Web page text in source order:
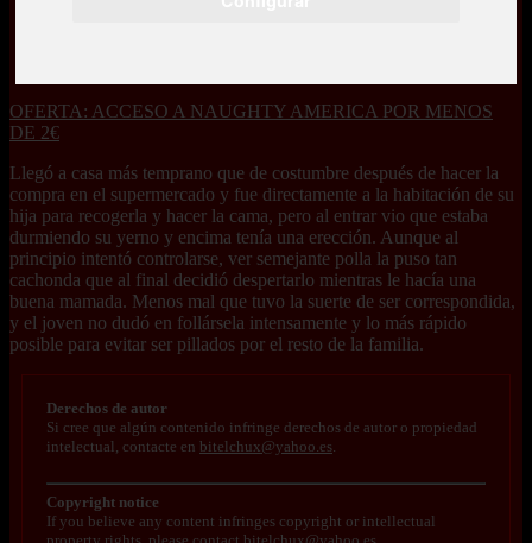
OFERTA: ACCESO A NAUGHTY AMERICA POR MENOS
DE 2€
Llegó a casa más temprano que de costumbre después de hacer la
compra en el supermercado y fue directamente a la habitación de su
hija para recogerla y hacer la cama, pero al entrar vio que estaba
durmiendo su yerno y encima tenía una erección. Aunque al
principio intentó controlarse, ver semejante polla la puso tan
cachonda que al final decidió despertarlo mientras le hacía una
buena mamada. Menos mal que tuvo la suerte de ser correspondida,
y el joven no dudó en follársela intensamente y lo más rápido
posible para evitar ser pillados por el resto de la familia.
Derechos de autor
Si cree que algún contenido infringe derechos de autor o propiedad
intelectual, contacte en bitelchux@yahoo.es
Copyright notice
If you believe any content infringes copyright or intellectual